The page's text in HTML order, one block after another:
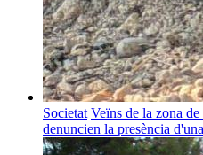
Societat Veïns de la zona
denuncien la presència